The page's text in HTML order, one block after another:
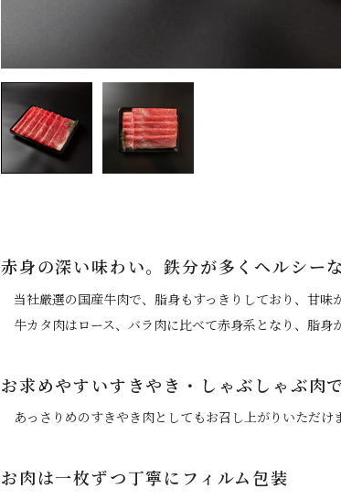
赤身の深い味わい。鉄分が多くヘルシーな
当社厳選の国産牛肉で、脂身もすっきりしており、甘味
牛カタ肉はロース、バラ肉に比べて赤身系となり、脂身
お求めやすいすきやき・しゃぶしゃぶ肉
あっさりめのすきやき肉としてもお召し上がりいただけ
お肉は一枚ずつ丁寧にフィルム包装